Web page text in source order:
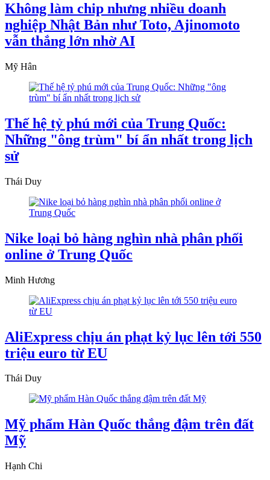
Không làm chip nhưng nhiều doanh
nghiệp Nhật Bản như Toto, Ajinomoto
vẫn thắng lớn nhờ AI
Mỹ Hân
Thế hệ tỷ phú mới của Trung Quốc:
Những "ông trùm" bí ẩn nhất trong lịch
sử
Thái Duy
Nike loại bỏ hàng nghìn nhà phân phối
online ở Trung Quốc
Minh Hương
AliExpress chịu án phạt kỷ lục lên tới 550
triệu euro từ EU
Thái Duy
Mỹ phẩm Hàn Quốc thắng đậm trên đất
Mỹ
Hạnh Chi